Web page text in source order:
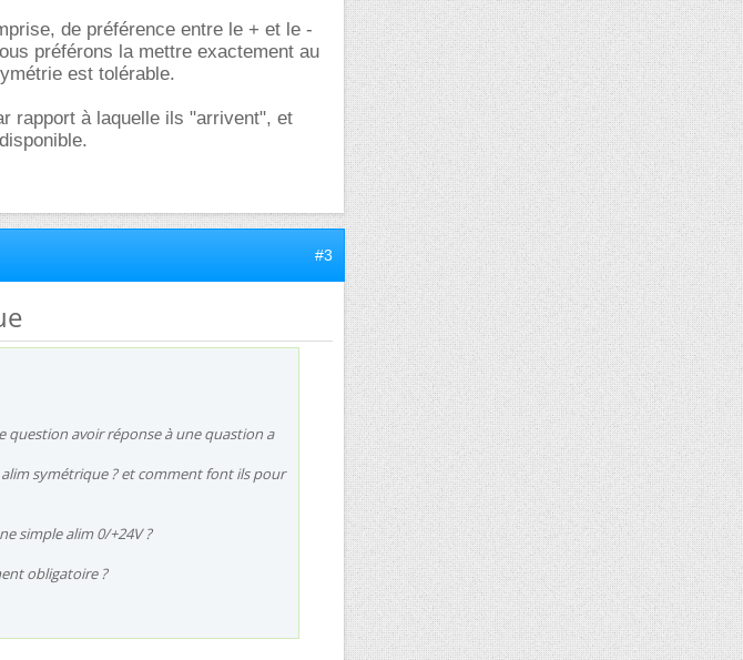
de préférence entre le + et le -
préférons la mettre exactement au
est tolérable.
rapport à laquelle ils "arrivent", et
#3
question avoir réponse à une quastion a
symétrique ? et comment font ils pour
simple alim 0/+24V ?
obligatoire ?